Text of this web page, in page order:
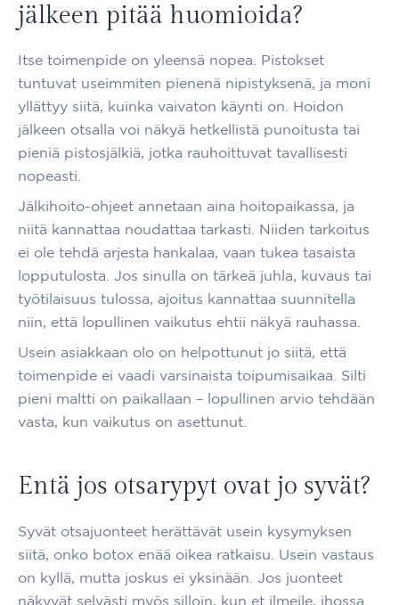
jälkeen pitää huomioida?
Itse toimenpide on yleensä nopea. Pistokset
tuntuvat useimmiten pienenä nipistyksenä, ja moni
yllättyy siitä, kuinka vaivaton käynti on. Hoidon
jälkeen otsalla voi näkyä hetkellistä punoitusta tai
pieniä pistosjälkiä, jotka rauhoittuvat tavallisesti
nopeasti.
Jälkihoito-ohjeet annetaan aina hoitopaikassa, ja
niitä kannattaa noudattaa tarkasti. Niiden tarkoitus
ei ole tehdä arjesta hankalaa, vaan tukea tasaista
lopputulosta. Jos sinulla on tärkeä juhla, kuvaus tai
työtilaisuus tulossa, ajoitus kannattaa suunnitella
niin, että lopullinen vaikutus ehtii näkyä rauhassa.
Usein asiakkaan olo on helpottunut jo siitä, että
toimenpide ei vaadi varsinaista toipumisaikaa. Silti
pieni maltti on paikallaan – lopullinen arvio tehdään
vasta, kun vaikutus on asettunut.
Entä jos otsarypyt ovat jo syvät?
Syvät otsajuonteet herättävät usein kysymyksen
siitä, onko botox enää oikea ratkaisu. Usein vastaus
on kyllä, mutta joskus ei yksinään. Jos juonteet
näkyvät selvästi myös silloin, kun et ilmeile, ihossa